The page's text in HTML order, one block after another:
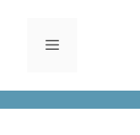
فهرست